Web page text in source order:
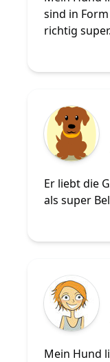
sind in
richtig
Er liebt die
als super
Mein Hund